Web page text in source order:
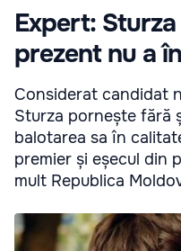
Expert:
prezent nu a
Considerat candidat
Sturza pornește fără
balotarea sa în
premier și eșecul din
mult Republica